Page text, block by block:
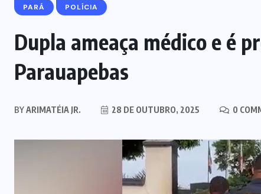
PARÁ POLÍCIA
Dupla ameaça médico e é
Parauapebas
BYARIMATÉIA JR. 28 DE OUTUBRO, 2025 0